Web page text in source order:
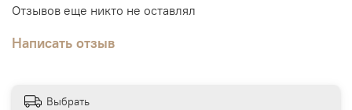
Отзывов еще никто не оставлял
Написать отзыв
Выбрать